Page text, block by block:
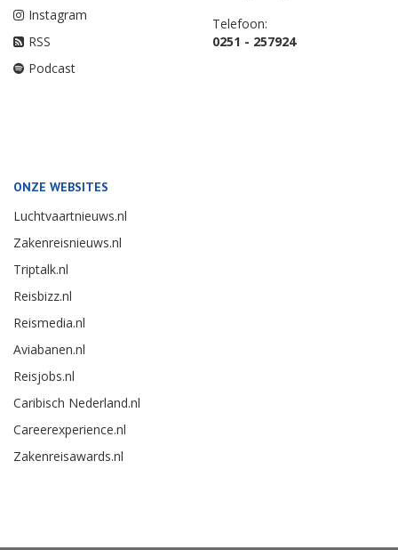
Instagram
RSS
Podcast
Telefoon:
0251 - 257924
ONZE WEBSITES
Luchtvaartnieuws.nl
Zakenreisnieuws.nl
Triptalk.nl
Reisbizz.nl
Reismedia.nl
Aviabanen.nl
Reisjobs.nl
Caribisch Nederland.nl
Careerexperience.nl
Zakenreisawards.nl